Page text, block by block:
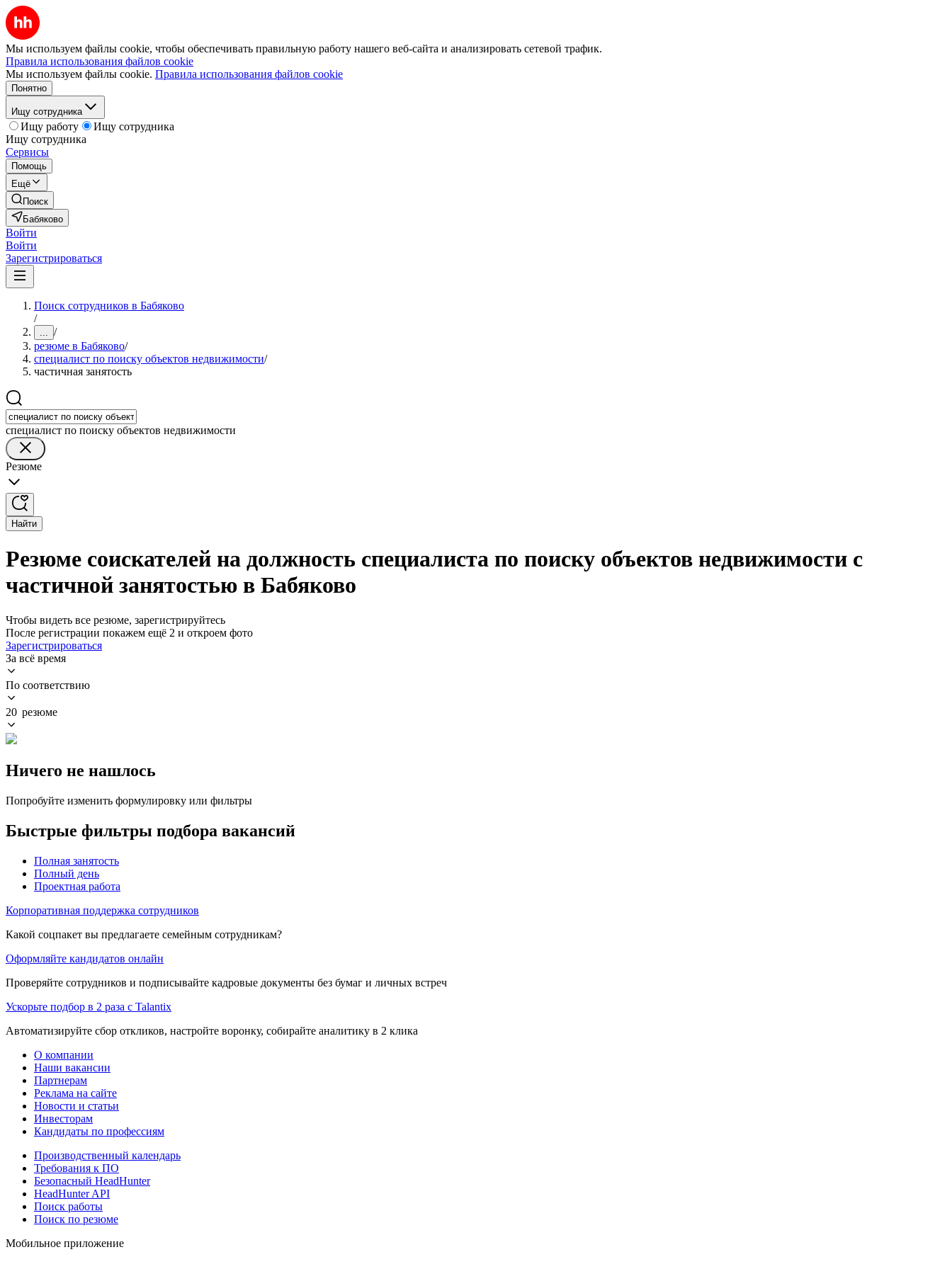
Мы используем файлы cookie, чтобы обеспечивать правильную работу нашего веб-сайта и анализировать сетевой трафик.
Правила использования файлов cookie
Мы используем файлы cookie. Правила использования файлов cookie
Понятно
Ищу сотрудника
Ищу работу
Ищу сотрудника
Ищу сотрудника
Сервисы
Помощь
Ещё
Поиск
Бабяково
Войти
Войти
Зарегистрироваться
Поиск сотрудников в Бабяково
/
... /
резюме в Бабяково/
специалист по поиску объектов недвижимости/
частичная занятость
специалист по поиску объектов недвижимости
Резюме
Найти
Резюме соискателей на должность специалиста по поиску объектов недвижимости с
частичной занятостью в Бабяково
Чтобы видеть все резюме, зарегистрируйтесь
После регистрации покажем ещё 2 и откроем фото
Зарегистрироваться
За всё время
По соответствию
20 резюме
Ничего не нашлось
Попробуйте изменить формулировку или фильтры
Быстрые фильтры подбора вакансий
Полная занятость
Полный день
Проектная работа
Корпоративная поддержка сотрудников
Какой соцпакет вы предлагаете семейным сотрудникам?
Оформляйте кандидатов онлайн
Проверяйте сотрудников и подписывайте кадровые документы без бумаг и личных встреч
Ускорьте подбор в 2 раза с Talantix
Автоматизируйте сбор откликов, настройте воронку, собирайте аналитику в 2 клика
О компании
Наши вакансии
Партнерам
Реклама на сайте
Новости и статьи
Инвесторам
Кандидаты по профессиям
Производственный календарь
Требования к ПО
Безопасный HeadHunter
HeadHunter API
Поиск работы
Поиск по резюме
Мобильное приложение